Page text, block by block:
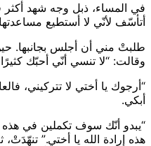
في المساء، ذبل وجه شهد أكثر
أتأسّف لأنّي لا أستطيع
طلبتْ مني أن أجلس بجانبها.
وقالت: “لا تنسي أنّي أحبّك كثيرًا
“أرجوك يا أختي لا تتركيني،
أبكي.
“يبدو أنّك سوف تكملين في هذه
هذه إرادة الله يا أختي.”